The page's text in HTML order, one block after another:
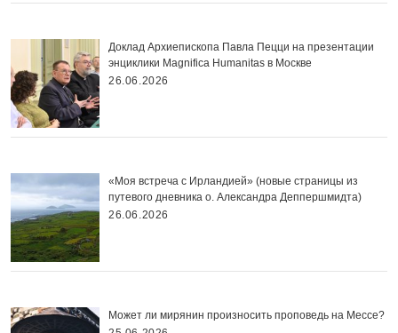
Доклад Архиепископа Павла Пецци на презентации
энциклики Magnifica Нumanitas в Москве
26.06.2026
«Моя встреча с Ирландией» (новые страницы из
путевого дневника о. Александра Деппершмидта)
26.06.2026
Может ли мирянин произносить проповедь на Мессе?